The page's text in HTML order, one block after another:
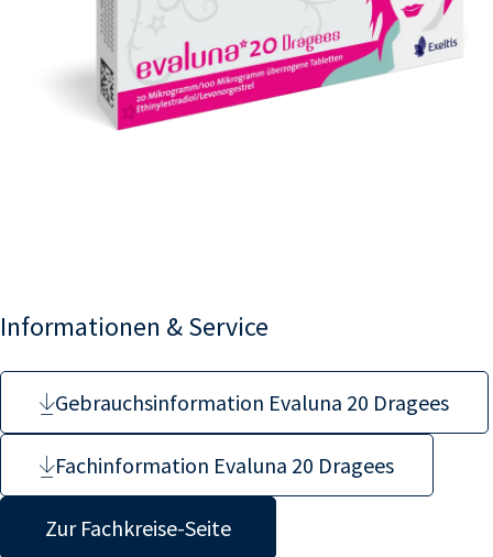
Informationen & Service
Gebrauchsinformation Evaluna 20 Dragees
Fachinformation Evaluna 20 Dragees
Zur Fachkreise-Seite